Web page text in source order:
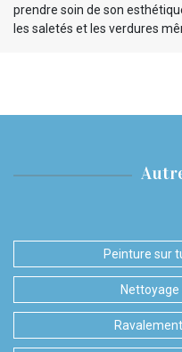
prendre soin de son
les saletés et les verdures
Peinture sur